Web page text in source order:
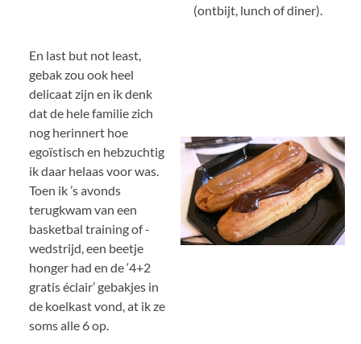
(ontbijt, lunch of diner).
En last but not least,
gebak zou ook heel
delicaat zijn en ik denk
dat de hele familie zich
nog herinnert hoe
egoïstisch en hebzuchtig
ik daar helaas voor was.
Toen ik ’s avonds
terugkwam van een
basketbal training of -
wedstrijd, een beetje
honger had en de ‘4+2
gratis éclair’ gebakjes in
de koelkast vond, at ik ze
soms alle 6 op.